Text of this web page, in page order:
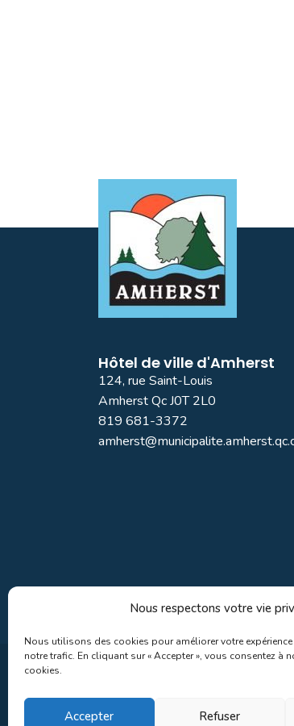
Nous respectons votre vie
Nous utilisons des cookies pour améliorer votre
notre trafic. En cliquant sur « Accepter », vous consentez à
cookies.
Accepter Refuser
Hôtel de ville d'Amherst
124, rue Saint-Louis
Amherst Qc J0T 2L0
819 681-3372